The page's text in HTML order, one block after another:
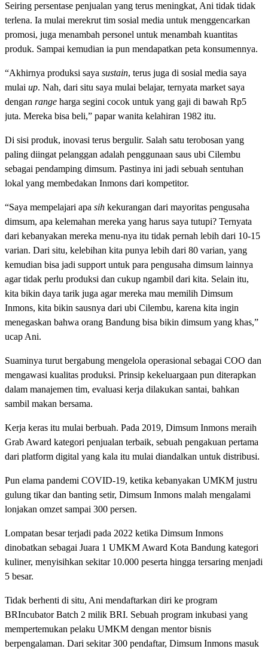
Seiring persentase penjualan yang terus meningkat, Ani tidak tidak
terlena. Ia mulai merekrut tim sosial media untuk menggencarkan
promosi, juga menambah personel untuk menambah kuantitas
produk. Sampai kemudian ia pun mendapatkan peta konsumennya.
“Akhirnya produksi saya sustain, terus juga di sosial media saya
mulai up. Nah, dari situ saya mulai belajar, ternyata market saya
dengan range harga segini cocok untuk yang gaji di bawah Rp5
juta. Mereka bisa beli,” papar wanita kelahiran 1982 itu.
Di sisi produk, inovasi terus bergulir. Salah satu terobosan yang
paling diingat pelanggan adalah penggunaan saus ubi Cilembu
sebagai pendamping dimsum. Pastinya ini jadi sebuah sentuhan
lokal yang membedakan Inmons dari kompetitor.
“Saya mempelajari apa sih kekurangan dari mayoritas pengusaha
dimsum, apa kelemahan mereka yang harus saya tutupi? Ternyata
dari kebanyakan mereka menu-nya itu tidak pernah lebih dari 10-15
varian. Dari situ, kelebihan kita punya lebih dari 80 varian, yang
kemudian bisa jadi support untuk para pengusaha dimsum lainnya
agar tidak perlu produksi dan cukup ngambil dari kita. Selain itu,
kita bikin daya tarik juga agar mereka mau memilih Dimsum
Inmons, kita bikin sausnya dari ubi Cilembu, karena kita ingin
menegaskan bahwa orang Bandung bisa bikin dimsum yang khas,”
ucap Ani.
Suaminya turut bergabung mengelola operasional sebagai COO dan
mengawasi kualitas produksi. Prinsip kekeluargaan pun diterapkan
dalam manajemen tim, evaluasi kerja dilakukan santai, bahkan
sambil makan bersama.
Kerja keras itu mulai berbuah. Pada 2019, Dimsum Inmons meraih
Grab Award kategori penjualan terbaik, sebuah pengakuan pertama
dari platform digital yang kala itu mulai diandalkan untuk distribusi.
Pun elama pandemi COVID-19, ketika kebanyakan UMKM justru
gulung tikar dan banting setir, Dimsum Inmons malah mengalami
lonjakan omzet sampai 300 persen.
Lompatan besar terjadi pada 2022 ketika Dimsum Inmons
dinobatkan sebagai Juara 1 UMKM Award Kota Bandung kategori
kuliner, menyisihkan sekitar 10.000 peserta hingga tersaring menjadi
5 besar.
Tidak berhenti di situ, Ani mendaftarkan diri ke program
BRIncubator Batch 2 milik BRI. Sebuah program inkubasi yang
mempertemukan pelaku UMKM dengan mentor bisnis
berpengalaman. Dari sekitar 300 pendaftar, Dimsum Inmons masuk